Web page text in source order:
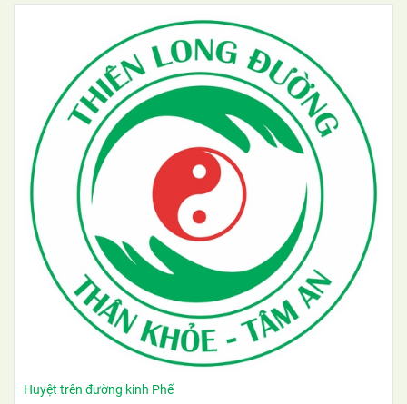
Huyệt trên đường kinh Phế